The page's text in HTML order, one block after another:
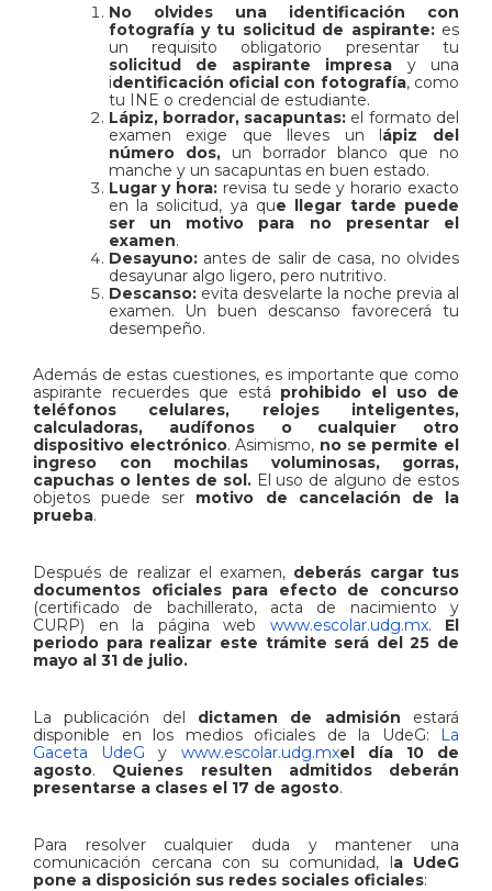
No olvides una identificación con
fotografía y tu solicitud de aspirante: es
un requisito obligatorio presentar tu
solicitud de aspirante impresa y una
identificación oficial con fotografía, como
tu INE o credencial de estudiante.
Lápiz, borrador, sacapuntas: el formato del
examen exige que lleves un lápiz del
número dos,un borrador blanco que no
manche y un sacapuntas en buen estado.
Lugar y hora: revisa tu sede y horario exacto
en la solicitud, ya que llegar tarde puede
ser un motivo para no presentar el
examen.
Desayuno: antes de salir de casa, no olvides
desayunar algo ligero, pero nutritivo.
Descanso:evita desvelarte la noche previa al
examen. Un buen descanso favorecerá tu
desempeño.
Además de estas cuestiones, es importante que como
aspirante recuerdes que está prohibido el uso de
teléfonos celulares, relojes inteligentes,
calculadoras, audífonos o cualquier otro
dispositivo electrónico. Asimismo, no se permite el
ingreso con mochilas voluminosas, gorras,
capuchas o lentes de sol.El uso de alguno de estos
objetos puede ser motivo de cancelación de la
prueba.
Después de realizar el examen, deberás cargar tus
documentos oficiales para efecto de concurso
(certificado de bachillerato, acta de nacimiento y
CURP) en la página web www.escolar.udg.mx. El
periodo para realizar este trámite será del 25 de
mayo al 31 de julio.
La publicación del dictamen de admisión estará
disponible en los medios oficiales de la UdeG: La
Gaceta UdeG y www.escolar.udg.mxel día 10 de
agosto. Quienes resulten admitidos deberán
presentarse a clases el 17 de agosto.
Para resolver cualquier duda y mantener una
comunicación cercana con su comunidad, la UdeG
pone a disposición sus redes sociales oficiales: